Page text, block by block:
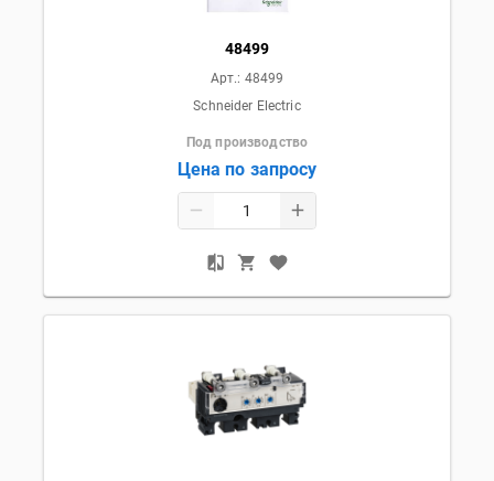
48499
Арт.: 48499
Schneider Electric
Под производство
Цена по запросу